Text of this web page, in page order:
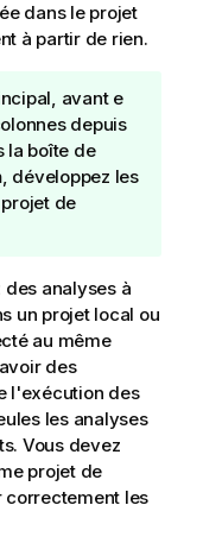
dans le projet
à partir de rien.
avant e
depuis
la boîte de
, développez les
de
analyses à
un projet local ou
au même
des
l'exécution des
les analyses
Vous devez
projet de
correctement les